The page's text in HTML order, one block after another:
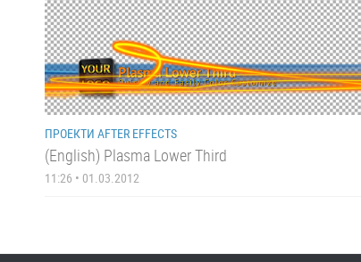
ПРОЕКТИ AFTER EFFECTS
(English) Plasma Lower Third
11:26 • 01.03.2012